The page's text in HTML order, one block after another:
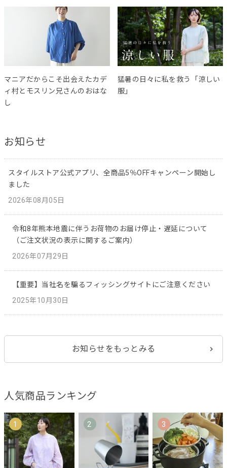
マニアだからこそ出会えたカデ
ィ村とモスリン兄さんのおはな
し
猛暑の日々に私を救う「涼しい
服」
お知らせ
スタイルストア公式アプリ、全商品5％OFFキャンペーン開始し
ました
2026年08月05日
令和8年熊本地震に伴うお荷物のお届け停止・遅延について
（ご注文状況の表示に関するご案内）
2026年07月29日
【重要】当社名を騙るフィッシングサイトにご注意ください
2025年10月30日
お知らせをもっとみる
人気商品ランキング
1 2 3